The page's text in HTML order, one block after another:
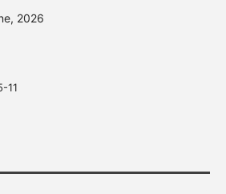
2026
11